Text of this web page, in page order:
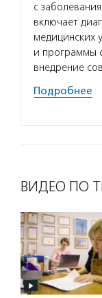
с
включает
медицинских
и программы
внедрение
Подробнее
ВИДЕО ПО